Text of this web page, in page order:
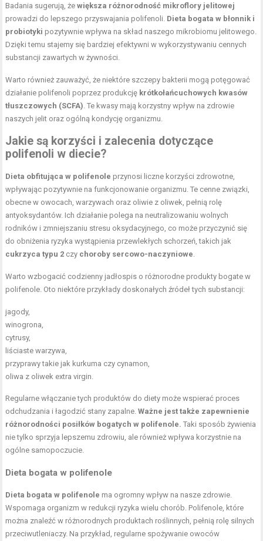
Badania sugerują, żewiększa różnorodność mikroflory jelitowej
prowadzi do lepszego przyswajania polifenoli. Dieta bogata w błonnik i
probiotyki pozytywnie wpływa na skład naszego mikrobiomu jelitowego.
Dzięki temu stajemy się bardziej efektywni w wykorzystywaniu cennych
substancji zawartych w żywności.
Warto również zauważyć, że niektóre szczepy bakterii mogą potęgować
działanie polifenoli poprzez produkcję krótkołańcuchowych kwasów
tłuszczowych (SCFA) . Te kwasy mają korzystny wpływ na zdrowie
naszych jelit oraz ogólną kondycję organizmu.
Jakie są korzyści i zalecenia dotyczące
polifenoli w diecie?
Dieta obfitująca w polifenole przynosi liczne korzyści zdrowotne,
wpływając pozytywnie na funkcjonowanie organizmu. Te cenne związki,
obecne w owocach, warzywach oraz oliwie z oliwek, pełnią rolę
antyoksydantów. Ich działanie polega na neutralizowaniu wolnych
rodników i zmniejszaniu stresu oksydacyjnego, co może przyczynić się
do obniżenia ryzyka wystąpienia przewlekłych schorzeń, takich jak
cukrzyca typu 2 czy choroby sercowo-naczyniowe
Warto wzbogacić codzienny jadłospis o różnorodne produkty bogate w
polifenole. Oto niektóre przykłady doskonałych źródeł tych substancji:
jagody,
winogrona,
cytrusy,
liściaste warzywa,
przyprawy takie jak kurkuma czy cynamon,
oliwa z oliwek extra virgin.
Regularne włączanie tych produktów do diety może wspierać proces
odchudzania i łagodzić stany zapalne.Ważne jest także zapewnienie
różnorodności posiłków bogatych w polifenole. Taki sposób żywienia
nie tylko sprzyja lepszemu zdrowiu, ale również wpływa korzystnie na
ogólne samopoczucie.
Dieta bogata w polifenole
Dieta bogata w polifenole ma ogromny wpływ na nasze zdrowie.
Wspomaga organizm w redukcji ryzyka wielu chorób. Polifenole, które
można znaleźć w różnorodnych produktach roślinnych, pełnią rolę silnych
przeciwutleniaczy. Na przykład, regularne spożywanie owoców